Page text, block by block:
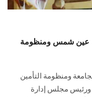
عين شمس ومنظومة
ومنظومة التأمين
مجلس إدارة